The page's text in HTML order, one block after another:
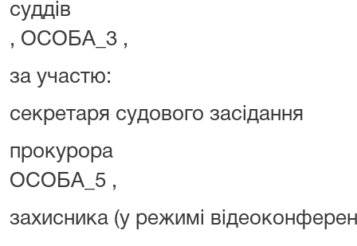
суддів
, ОСОБА_3 ,
за участю:
секретаря судового
ОСОБА_5 ,
захисника (у режимі